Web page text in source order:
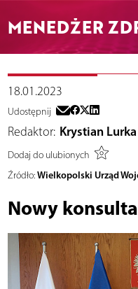
MENEDŻER
18.01.2023
Udostępnij
Redaktor: Krystian Lurka
Dodaj do ulubionych
Źródło: Wielkopolski Urząd
Nowy